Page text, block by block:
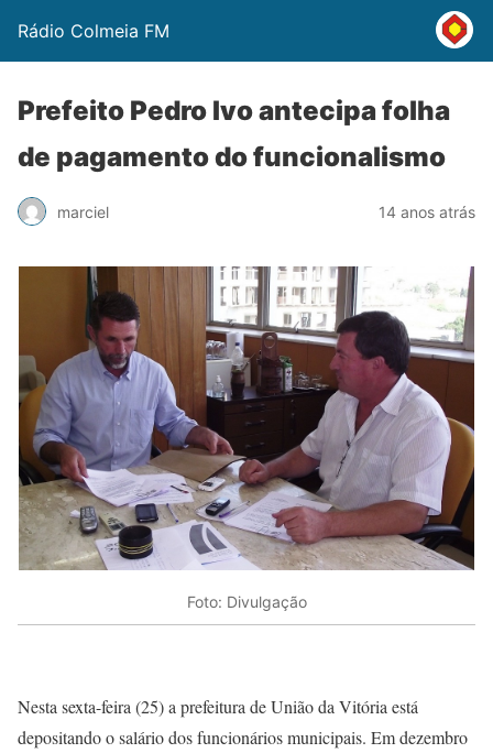
Rádio Colmeia FM
Prefeito Pedro Ivo antecipa folha
de pagamento do funcionalismo
marciel 14 anos atrás
Foto: Divulgação
Nesta sexta-feira (25) a prefeitura de União da Vitória está
depositando o salário dos funcionários municipais. Em dezembro